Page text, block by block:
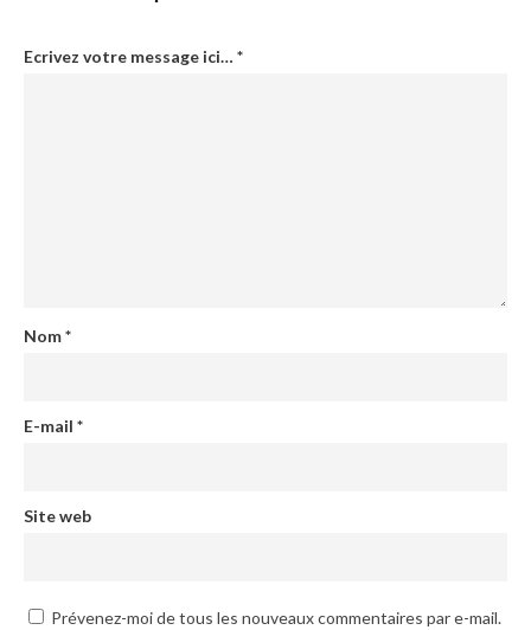
Ecrivez votre message ici… *
Nom*
E-mail *
Site web
Prévenez-moi de tous les nouveaux commentaires par e-mail.